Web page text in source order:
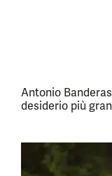
Antonio
desiderio più